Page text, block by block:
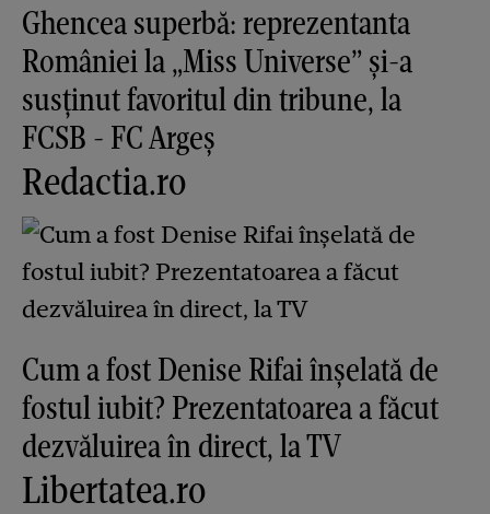
Ghencea superbă: reprezentanta
României la „Miss Universe” și-a
susținut favoritul din tribune, la
FCSB - FC Argeș
Redactia.ro
Cum a fost Denise Rifai înșelată de
fostul iubit? Prezentatoarea a făcut
dezvăluirea în direct, la TV
Libertatea.ro